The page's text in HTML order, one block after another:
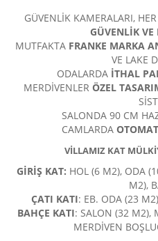
GÜVENLİK KAMERALARI,
GÜVENLİK VE
MUTFAKTA FRANKE MARKA
VE LAKE
ODALARDA İTHAL
MERDİVENLER ÖZEL
SALONDA 90 CM
CAMLARDA
VİLLAMIZ KAT
GİRİŞ KAT: HOL (6 M2), ODA
M2),
ÇATI KATI: EB. ODA (23
BAHÇE KATI: SALON (32 M2),
MERDİVEN